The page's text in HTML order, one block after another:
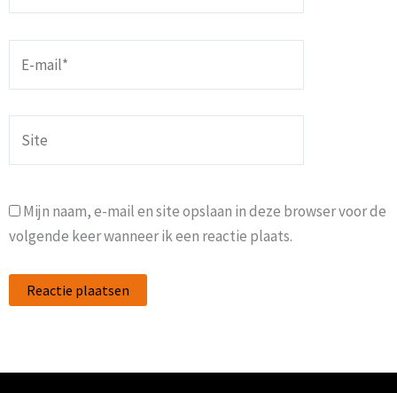
mail*
Mijn naam, e-mail en site opslaan in deze browser voor de
volgende keer wanneer ik een reactie plaats.